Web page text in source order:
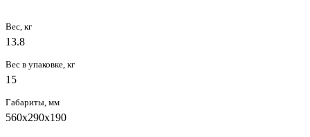
Вес, кг
13.8
Вес в упаковке, кг
15
Габариты, мм
560х290х190